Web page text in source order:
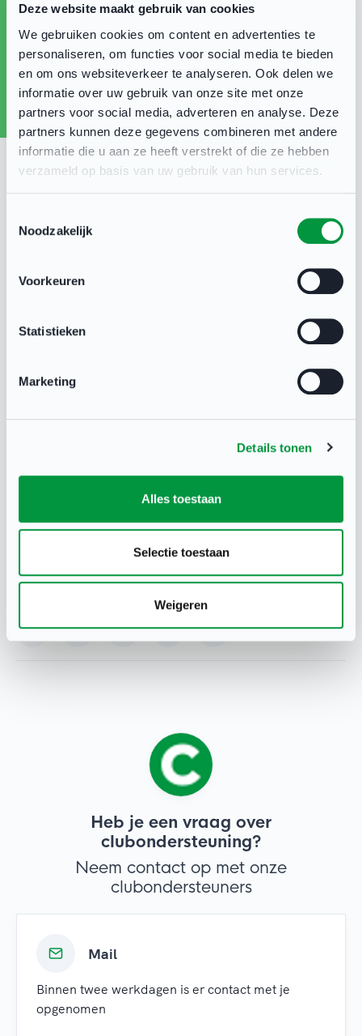
Deze website maakt gebruik van cookies
We gebruiken cookies om content en advertenties te
personaliseren, om functies voor social media te bieden
en om ons websiteverkeer te analyseren. Ook delen we
informatie over uw gebruik van onze site met onze
partners voor social media, adverteren en analyse. Deze
partners kunnen deze gegevens combineren met andere
informatie die u aan ze heeft verstrekt of die ze hebben
verzameld op basis van uw gebruik van hun services.
Noodzakelijk
Voorkeuren
Statistieken
Marketing
Details tonen
Alles toestaan
Selectie toestaan
Weigeren
vrijwilligers te halen door middel van:
✅ Praktische informatie en tools
✅ Maatwerkadvies voor jouw organisatie
✅ Een netwerk om kennis en ervaring te delen
Mis deze kans niet! Volg Deventer Doet op
vleugels geeft.
Volg Deventer Doet!
Sport in Deventer 29 jan 2025
Deel deze pagina
Heb je een vraag over
clubondersteuning?
Neem contact op met onze
clubondersteuners
Mail
Binnen twee werkdagen is er contact met je
opgenomen